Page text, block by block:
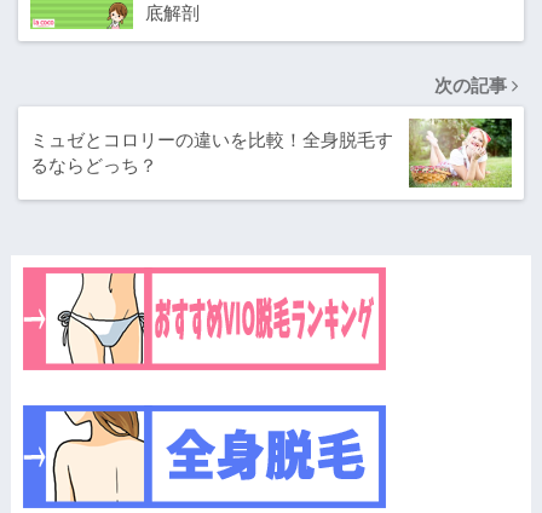
底解剖
次の記事
ミュゼとコロリーの違いを比較！全身脱毛す
るならどっち？